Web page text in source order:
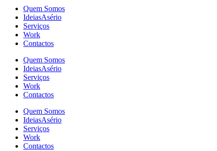
Quem Somos
IdeiasAsério
Serviços
Work
Contactos
Quem Somos
IdeiasAsério
Serviços
Work
Contactos
Quem Somos
IdeiasAsério
Serviços
Work
Contactos